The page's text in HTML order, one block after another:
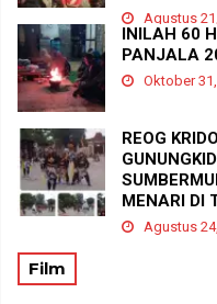
Agustus
INILAH 60
PANJALA
Oktober
REOG
MENARI DI
Agustus
Film